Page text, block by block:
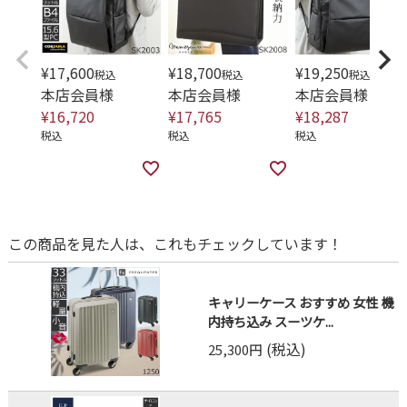
¥17,600税込
本店会員様
¥16,720
税込
¥18,700税込
本店会員様
¥17,765
税込
¥19,250税込
本店会員様
¥18,287
税込
この商品を見た人は、これもチェックしています！
キャリーケース おすすめ 女性 機
内持ち込み スーツケ...
25,300円 (税込)